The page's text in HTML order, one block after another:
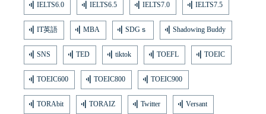
IELTS6.0 IELTS6.5 IELTS7.0 IELTS7.5
IT英語 MBA SDGｓ Shadowing Buddy
SNS TED tiktok TOEFL TOEIC
TOEIC600 TOEIC800 TOEIC900
TORAbit TORAIZ Twitter Versant